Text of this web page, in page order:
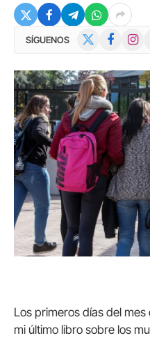
SÍGUENOS Facebook
Los primeros días del
mi último libro sobre los